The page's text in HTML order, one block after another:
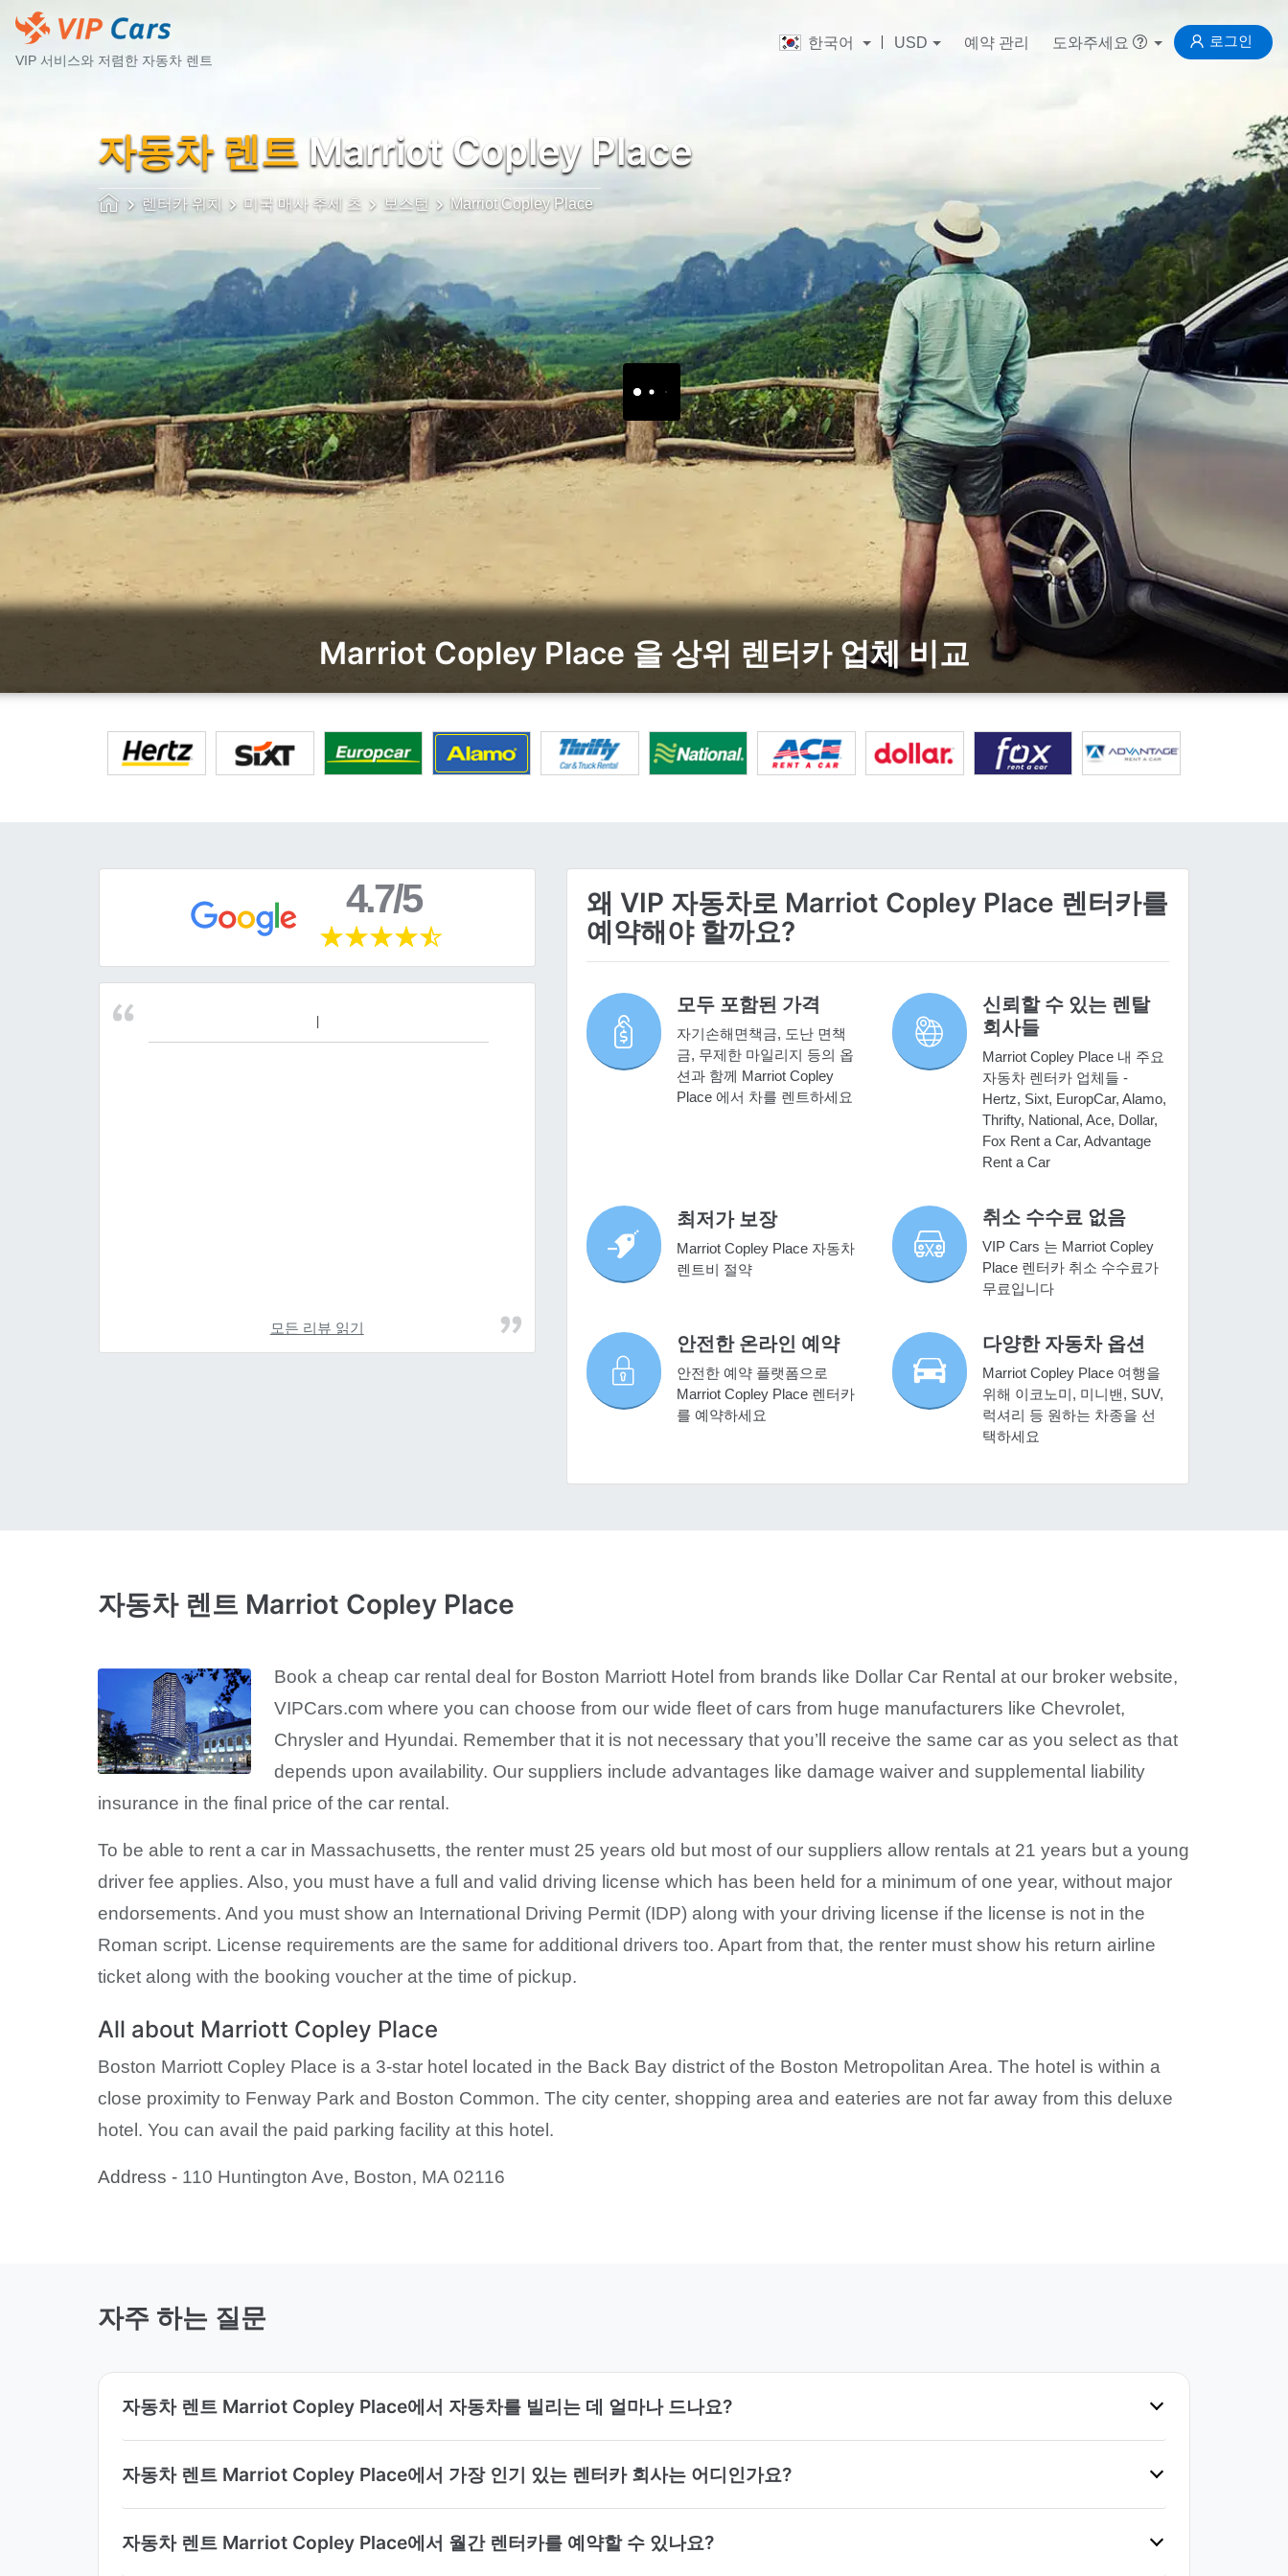
VIP 서비스와 저렴한 자동차 렌트
한국어 USD 예약 관리 도와주세요 로그인
자동차 렌트 Marriot Copley Place
렌터카 위치 미국 매사 추세 츠 보스턴 Marriot Copley Place
Marriot Copley Place 을 상위 렌터카 업체 비교
4.7/5
모든 리뷰 읽기
왜 VIP 자동차로 Marriot Copley Place 렌터카를
예약해야 할까요?
모두 포함된 가격
자기손해면책금, 도난 면책
금, 무제한 마일리지 등의 옵
션과 함께 Marriot Copley
Place 에서 차를 렌트하세요
신뢰할 수 있는 렌탈
회사들
Marriot Copley Place 내 주요
자동차 렌터카 업체들 -
Hertz, Sixt, EuropCar, Alamo,
Thrifty, National, Ace, Dollar,
Fox Rent a Car, Advantage
Rent a Car
최저가 보장
Marriot Copley Place 자동차
렌트비 절약
취소 수수료 없음
VIP Cars 는 Marriot Copley
Place 렌터카 취소 수수료가
무료입니다
안전한 온라인 예약
안전한 예약 플랫폼으로
Marriot Copley Place 렌터카
를 예약하세요
다양한 자동차 옵션
Marriot Copley Place 여행을
위해 이코노미, 미니밴, SUV,
럭셔리 등 원하는 차종을 선
택하세요
자동차 렌트 Marriot Copley Place
Book a cheap car rental deal for Boston Marriott Hotel from brands like Dollar Car Rental at our broker website,
VIPCars.com where you can choose from our wide fleet of cars from huge manufacturers like Chevrolet,
Chrysler and Hyundai. Remember that it is not necessary that you’ll receive the same car as you select as that
depends upon availability. Our suppliers include advantages like damage waiver and supplemental liability
insurance in the final price of the car rental.
To be able to rent a car in Massachusetts, the renter must 25 years old but most of our suppliers allow rentals at 21 years but a young
driver fee applies. Also, you must have a full and valid driving license which has been held for a minimum of one year, without major
endorsements. And you must show an International Driving Permit (IDP) along with your driving license if the license is not in the
Roman script. License requirements are the same for additional drivers too. Apart from that, the renter must show his return airline
ticket along with the booking voucher at the time of pickup.
All about Marriott Copley Place
Boston Marriott Copley Place is a 3-star hotel located in the Back Bay district of the Boston Metropolitan Area. The hotel is within a
close proximity to Fenway Park and Boston Common. The city center, shopping area and eateries are not far away from this deluxe
hotel. You can avail the paid parking facility at this hotel.
Address - 110 Huntington Ave, Boston, MA 02116
자주 하는 질문
자동차 렌트 Marriot Copley Place에서 자동차를 빌리는 데 얼마나 드나요?
자동차 렌트 Marriot Copley Place에서 가장 인기 있는 렌터카 회사는 어디인가요?
자동차 렌트 Marriot Copley Place에서 월간 렌터카를 예약할 수 있나요?